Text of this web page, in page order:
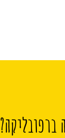
ברפובליקה?